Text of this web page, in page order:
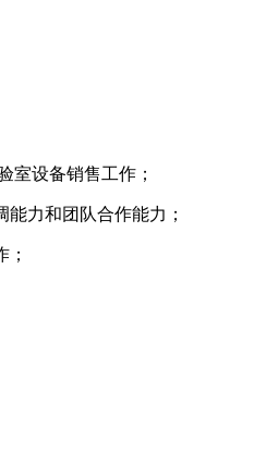
室设备销售工作；
力和团队合作能力；